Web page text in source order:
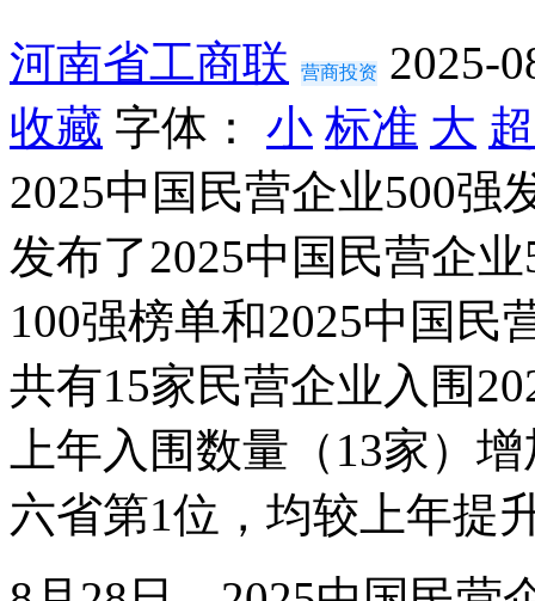
河南省工商联 营商投资
2025-
收藏 字体： 小 标准 大
2025中国民营企业500强
发布了2025中国民营企
100强榜单和2025中国民
共有15家民营企业入围
上年入围数量（13家）
六省第1位，均较上年提